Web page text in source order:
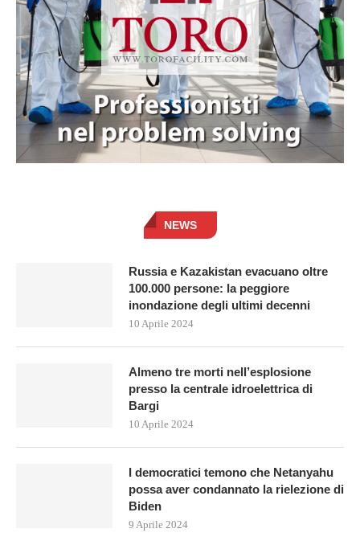
NEWS
Russia e Kazakistan evacuano oltre
100.000 persone: la peggiore
inondazione degli ultimi decenni
10 Aprile 2024
Almeno tre morti nell’esplosione
presso la centrale idroelettrica di
Bargi
10 Aprile 2024
I democratici temono che Netanyahu
possa aver condannato la rielezione di
Biden
9 Aprile 2024